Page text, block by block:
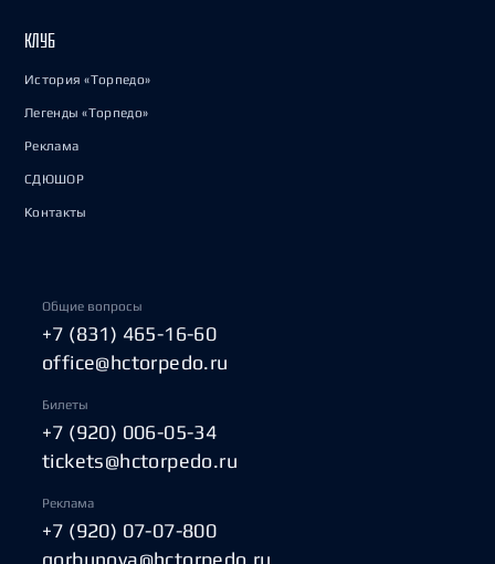
КЛУБ
История «Торпедо»
Легенды «Торпедо»
Реклама
СДЮШОР
Контакты
Общие вопросы
+7 (831) 465-16-60
office@hctorpedo.ru
Билеты
+7 (920) 006-05-34
tickets@hctorpedo.ru
Реклама
+7 (920) 07-07-800
gorbunova@hctorpedo.ru